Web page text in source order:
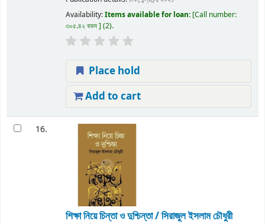
Availability:Items available for loan: Call number:
৩০৫.৪২ বভদ (2).
Place hold
Add to cart
16.
শিক্ষা নিয়ে চিন্তা ও দুশ্চিন্তা / সিরাজুল ইসলাম চৌধুরী